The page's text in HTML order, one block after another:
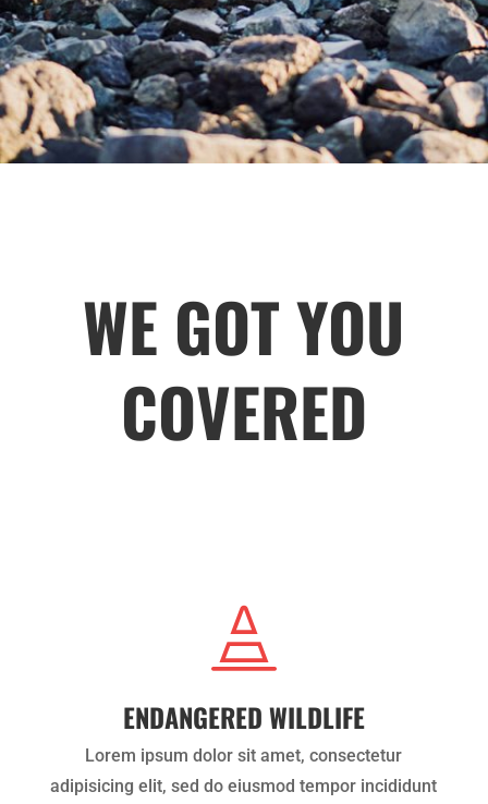
WE GOT YOU
COVERED

ENDANGERED WILDLIFE
Lorem ipsum dolor sit amet, consectetur
adipisicing elit, sed do eiusmod tempor incididunt